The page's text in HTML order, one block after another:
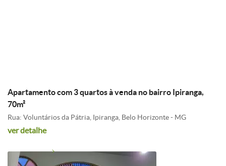
Apartamento com 3 quartos à venda no bairro Ipiranga,
70m²
Rua: Voluntários da Pátria, Ipiranga, Belo Horizonte - MG
ver detalhe